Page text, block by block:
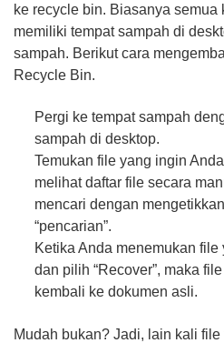
ke recycle bin. Biasanya semua
memiliki tempat sampah di
sampah. Berikut cara
Recycle Bin.
Pergi ke tempat sampah
sampah di desktop.
Temukan file yang ingin
melihat daftar file secara
mencari dengan
“pencarian”.
Ketika Anda menemukan
dan pilih “Recover”, maka
kembali ke dokumen asli.
Mudah bukan? Jadi, lain kali